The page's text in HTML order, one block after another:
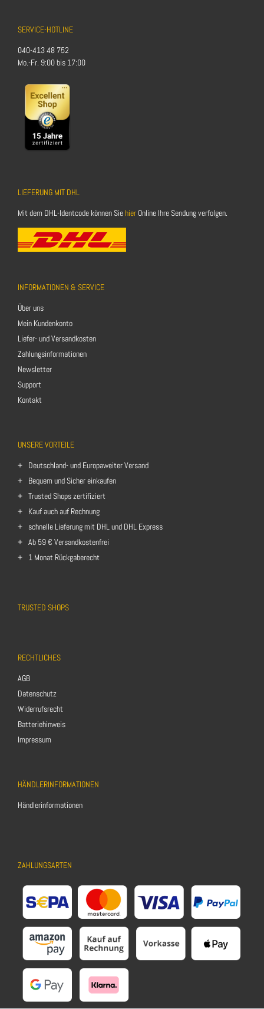
SERVICE-HOTLINE
040-413 48 752
Mo.-Fr. 9:00 bis 17:00
LIEFERUNG MIT DHL
Mit dem DHL-Identcode können Siehier Online Ihre Sendung verfolgen.
INFORMATIONEN & SERVICE
Über uns
Mein Kundenkonto
Liefer- und Versandkosten
Zahlungsinformationen
Newsletter
Support
Kontakt
UNSERE VORTEILE
Deutschland- und Europaweiter Versand
Bequem und Sicher einkaufen
Trusted Shops zertifiziert
Kauf auch auf Rechnung
schnelle Lieferung mit DHL und DHL Express
Ab 59 € Versandkostenfrei
1 Monat Rückgaberecht
TRUSTED SHOPS
RECHTLICHES
AGB
Datenschutz
Widerrufsrecht
Batteriehinweis
Impressum
HÄNDLERINFORMATIONEN
Händlerinformationen
ZAHLUNGSARTEN